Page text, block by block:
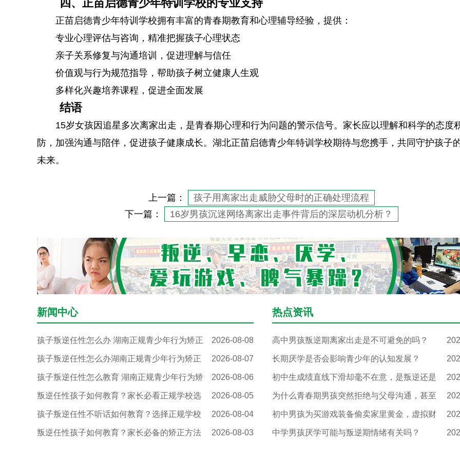
四、正苗启德青少年特训学校的专业支持
正苗启德青少年特训学校拥有丰富的青春期教育和心理辅导经验，提供：
专业心理评估与咨询，精准把握孩子心理状态
亲子关系修复与沟通培训，促进理解与信任
价值观与行为规范指导，帮助孩子树立健康人生观
多样化兴趣培养课程，促进全面发展
结语
15岁女孩因追星多次离家出走，是青春期心理和行为问题的警示信号。家长应以理解和科学的态度
防，加强沟通与陪伴，促进孩子健康成长。湖北正苗启德青少年特训学校期待与您携手，共同守护孩子
未来。
上一篇：
孩子用离家出走威胁父母时的正确处理流程
下一篇：
16岁男孩沉迷网络离家出走事件背后的深层动机分析？
新闻中心
孩子叛逆任性怎么办 湖南正规青少年行为矫正 2026-08-08
孩子叛逆任性怎么办湖南正规青少年行为矫正 2026-08-07
孩子叛逆任性怎么教育 湖南正规青少年行为矫 2026-08-06
叛逆任性孩子如何教育？家长必看正规学校选 2026-08-05
孩子叛逆任性不听话如何教育？选择正规学校 2026-08-04
叛逆任性孩子如何教育？家长必备的矫正方法 2026-08-03
热点资讯
高中男孩叛逆期离家出走是不可避免的吗？
长期厌学是否会影响青少年的认知发展？
初中生成绩直线下滑却毫不在意，是叛逆还是
为什么青春期男孩突然拒绝与父母沟通，甚至
初中男孩为买游戏装备偷卖家里黄金，虚拟财
中学男孩厌学可能与叛逆期情绪有关吗？